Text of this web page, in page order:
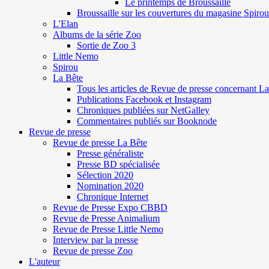
Broussaille sur les couvertures du magasine Spirou
L'Elan
Albums de la série Zoo
Sortie de Zoo 3
Little Nemo
Spirou
La Bête
Tous les articles de Revue de presse concernant
Publications Facebook et Instagram
Chroniques publiées sur NetGalley
Commentaires publiés sur Booknode
Revue de presse
Revue de presse La Bête
Presse généraliste
Presse BD spécialisée
Sélection 2020
Nomination 2020
Chronique Internet
Revue de Presse Expo CBBD
Revue de Presse Animalium
Revue de Presse Little Nemo
Interview par la presse
Revue de presse Zoo
L'auteur